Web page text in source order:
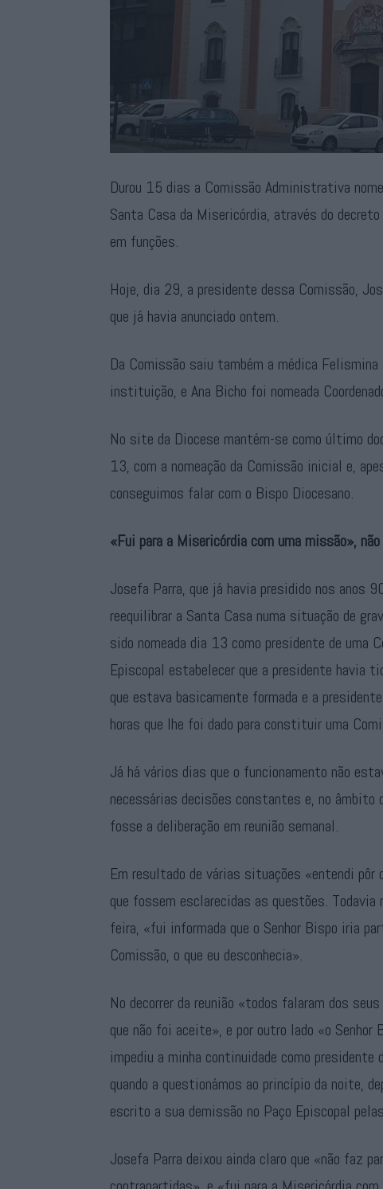
Durou 15 dias a Comissão Administrativa
Santa Casa da Misericórdia, através do
em funções.
Hoje, dia 29, a presidente dessa Comissão,
que já havia anunciado ontem.
Da Comissão saiu também a médica
instituição, e Ana Bicho foi nomeada
No site da Diocese mantém-se como último
13, com a nomeação da Comissão inicial e,
conseguimos falar com o Bispo Diocesano.
«Fui para a Misericórdia com uma missão»,
Josefa Parra, que já havia presidido nos anos
reequilibrar a Santa Casa numa situação de
sido nomeada dia 13 como presidente de uma
Episcopal estabelecer que a presidente havia
que estava basicamente formada e a
horas que lhe foi dado para constituir uma
Já há vários dias que o funcionamento não
necessárias decisões constantes e, no âmbito
fosse a deliberação em reunião semanal.
Em resultado de várias situações «entendi pôr
que fossem esclarecidas as questões.
feira, «fui informada que o Senhor Bispo iria
Comissão, o que eu desconhecia».
No decorrer da reunião «todos falaram dos
que não foi aceite», e por outro lado «o Senhor
impediu a minha continuidade como
quando a questionámos ao princípio da noite,
escrito a sua demissão no Paço Episcopal
Josefa Parra deixou ainda claro que «não faz